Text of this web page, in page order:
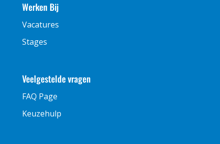
Werken Bij
Vacatures
Stages
Veelgestelde vragen
FAQ Page
Keuzehulp